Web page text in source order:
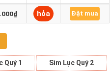
hỏa Đặt mua
Quý 1 Sim Lục Quý 2